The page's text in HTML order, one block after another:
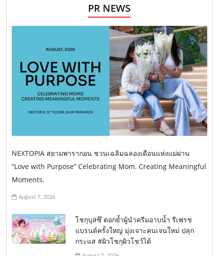
PR NEWS
NEXTOPIA สยามพารากอน ชวนเฉลิมฉลองเดือนแห่งแม่ผ่าน
“Love with Purpose” Celebrating Mom. Creating Meaningful
Moments.
August 7, 2026
โชกุบุสซึ ตอกย้ำผู้นำครีมอาบน้ำ รีเฟรช
แบรนด์ครั้งใหญ่ มุ่งเจาะคนเจนใหม่ ปลุก
กระแส #ผิวโชกุผิวโชว์ได้